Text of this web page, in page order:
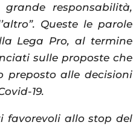
responsabilità,
Queste le parole
Lega Pro, al termine
sulle proposte che
preposto alle decisioni
19.
favorevoli allo stop del